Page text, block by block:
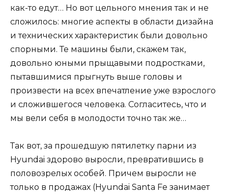
как-то едут… Но вот цельного мнения так и не
сложилось: многие аспекты в области дизайна
и технических характеристик были довольно
спорными. Те машины были, скажем так,
довольно юными прыщавыми подростками,
пытавшимися прыгнуть выше головы и
произвести на всех впечатление уже взрослого
и сложившегося человека. Согласитесь, что и
мы вели себя в молодости точно так же…
Так вот, за прошедшую пятилетку парни из
Hyundai здорово выросли, превратившись в
половозрелых особей. Причем выросли не
только в продажах (Hyundai Santa Fe занимает